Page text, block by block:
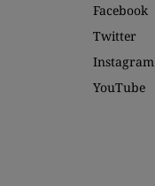
Facebook
Twitter
Instagram
YouTube